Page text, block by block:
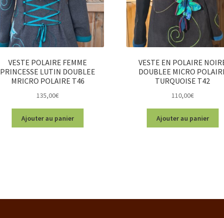
VESTE POLAIRE FEMME
PRINCESSE LUTIN DOUBLEE
MRICRO POLAIRE T46
135,00€
Ajouter au panier
VESTE EN POLAIRE
DOUBLEE MICRO
TURQUOISE T42
110,00€
Ajouter au panier